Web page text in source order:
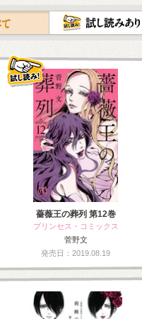
薔薇王の葬列 第12巻
プリンセス・コミックス
菅野文
発売日：2019.08.19